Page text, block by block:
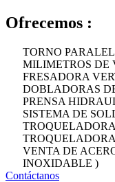
Ofrecemos :
TORNO
MILIMETROS DE
FRESADORA
DOBLADORAS
PRENSA
SISTEMA DE
VENTA DE
INOXIDABLE )
Contáctanos